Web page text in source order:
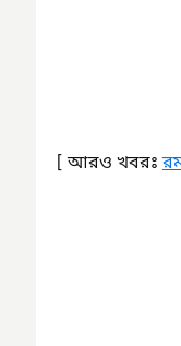
[ আরও খবরঃ